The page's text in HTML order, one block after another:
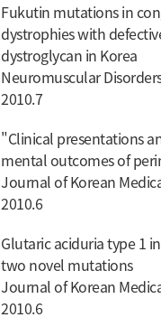
Fukutin mutations in
dystrophies with
dystroglycan in Korea
Neuromuscular
2010.7
"Clinical presentations
mental outcomes of
Journal of Korean
2010.6
Glutaric aciduria type 1
two novel mutations
Journal of Korean
2010.6